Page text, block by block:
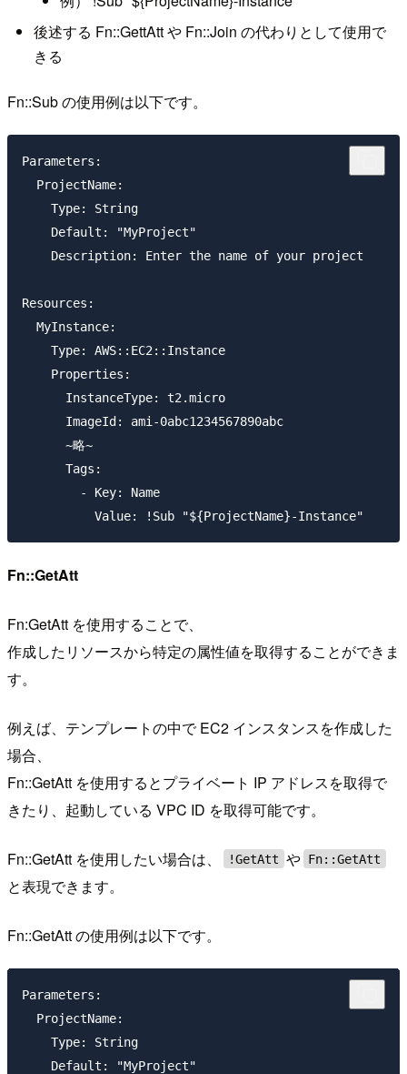
後述する Fn::GettAtt や Fn::Join の代わりとして使用で
きる
Fn::Sub の使用例は以下です。
Parameters:
  ProjectName:
    Type: String
    Default: "MyProject"
    Description: Enter the name of your project
Resources:
  MyInstance:
    Type: AWS::EC2::Instance
    Properties:
      InstanceType: t2.micro
      ImageId: ami-0abc1234567890abc
      ~略~
      Tags:
        - Key: Name
Fn::GetAtt
Fn:GetAtt を使用することで、
作成したリソースから特定の属性値を取得することができま
す。
例えば、テンプレートの中で EC2 インスタンスを作成した
場合、
Fn::GetAtt を使用するとプライベート IP アドレスを取得で
きたり、起動している VPC ID を取得可能です。
Fn::GetAtt を使用したい場合は、 !GetAtt や Fn::GetAtt
と表現できます。
Fn::GetAtt の使用例は以下です。
Parameters:
  ProjectName:
    Type: String
    Default: "MyProject"